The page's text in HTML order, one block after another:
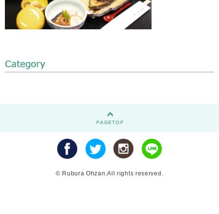
© Rubura Ohzan.All rights reserved.